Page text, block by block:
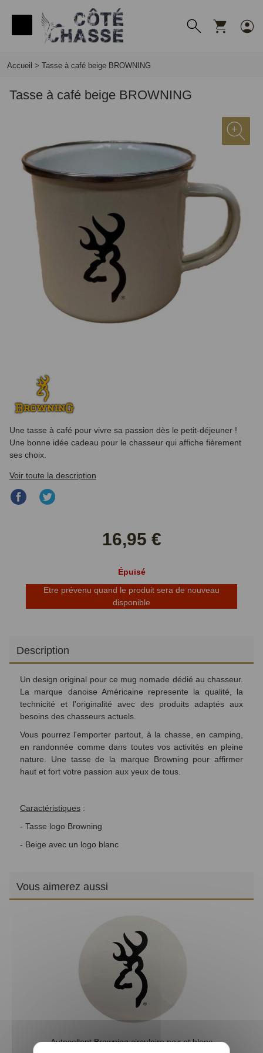
Accueil > Tasse à café beige BROWNING
Tasse à café beige BROWNING
Une tasse à café pour vivre sa passion dès le petit-déjeuner !
Une bonne idée cadeau pour le chasseur qui affiche fièrement
ses choix.
Voir toute la description
Partager
16,95 €
Épuisé
Etre prévenu quand le produit sera de nouveau
disponible
Description
Un design original pour ce mug nomade dédié au chasseur.
La marque danoise Américaine represente la qualité, la
technicité et l'originalité avec des produits adaptés aux
besoins des chasseurs actuels.
Vous pourrez l'emporter partout, à la chasse, en camping,
en randonnée comme dans toutes vos activités en pleine
nature. Une tasse de la marque Browning pour affirmer
haut et fort votre passion aux yeux de tous.
Caractéristiques :
- Tasse logo Browning
- Beige avec un logo blanc
Vous aimerez aussi
Autocollant Browning circulaire noir et blanc